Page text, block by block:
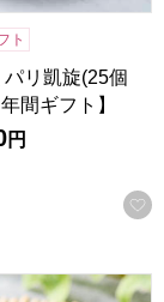
録する
ト
リ凱旋(25個
間ギフト】
円
6個[HFX-02A]
冨士屋 水羊羹 6